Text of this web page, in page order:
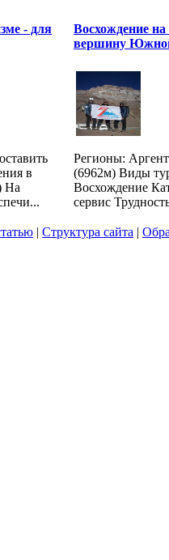
- для
в
На
Восхождение
вершину
Регионы:
(6962м) Виды
Восхождение
сервис
| Структура сайта |